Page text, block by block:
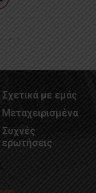
Σχετικά με εμάς
Μεταχειρισμένα
Συχνές
ερωτήσεις